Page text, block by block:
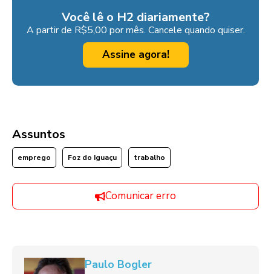
Você lê o H2 diariamente?
A partir de R$5,00 por mês. Cancele quando quiser.
Assine agora!
Assuntos
emprego Foz do Iguaçu trabalho
Comunicar erro
Paulo Bogler